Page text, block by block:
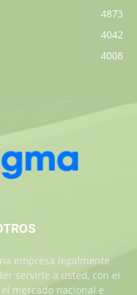
4873
4042
4008
empresa legalmente
servirle a usted, con el
mercado nacional e